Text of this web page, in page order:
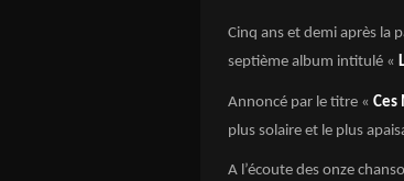
Cinq ans et demi après la
septième album intitulé «
Annoncé par le titre « Ces
plus solaire et le plus
A l’écoute des onze